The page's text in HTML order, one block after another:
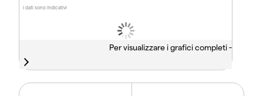
I dati sono indicativi
Per visualizzare i grafici completi -